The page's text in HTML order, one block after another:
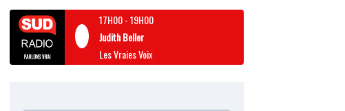
17H00-19H00
Judith Beller
Les Vraies Voix